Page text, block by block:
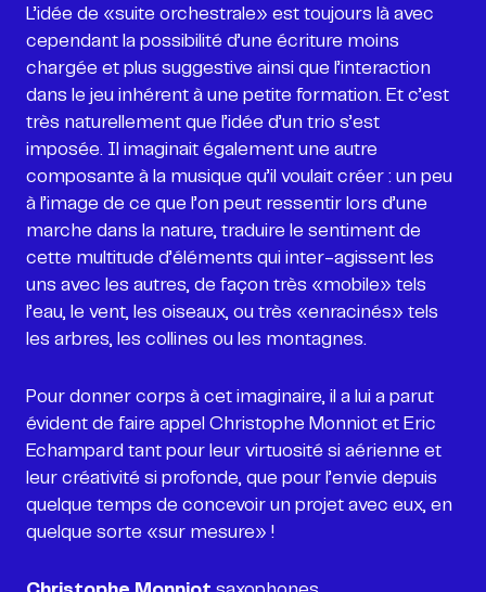
L’idée de «suite orchestrale» est toujours là avec
cependant la possibilité d’une écriture moins
chargée et plus suggestive ainsi que l’interaction
dans le jeu inhérent à une petite formation. Et c’est
très naturellement que l’idée d’un trio s’est
imposée. Il imaginait également une autre
composante à la musique qu’il voulait créer : un peu
à l’image de ce que l’on peut ressentir lors d’une
marche dans la nature, traduire le sentiment de
cette multitude d’éléments qui inter-agissent les
uns avec les autres, de façon très «mobile» tels
l’eau, le vent, les oiseaux, ou très «enracinés» tels
les arbres, les collines ou les montagnes.
Pour donner corps à cet imaginaire, il a lui a parut
évident de faire appel Christophe Monniot et Eric
Echampard tant pour leur virtuosité si aérienne et
leur créativité si profonde, que pour l’envie depuis
quelque temps de concevoir un projet avec eux, en
quelque sorte «sur mesure» !